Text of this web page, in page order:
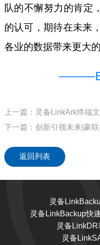
队的不懈努力的肯定
的认可，期待在未来
各业的数据带来更大的
返回列表
灵备
灵备LinkBackup快
灵备
灵备